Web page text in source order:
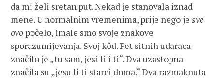
da mi želi sretan put. Nekad je stanovala iznad
mene. U normalnim vremenima, prije nego jesve
ovo počelo, imale smo svoje znakove
sporazumijevanja. Svoj kôd. Pet sitnih udaraca
značilo je „tu sam, jesi li i ti“. Dva uzastopna
značila su „jesu li ti starci doma.“ Dva razmaknuta